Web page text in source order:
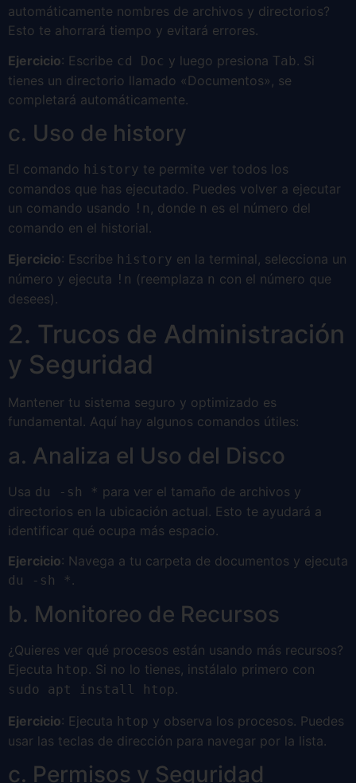
automáticamente nombres de archivos y directorios?
Esto te ahorrará tiempo y evitará errores.
Ejercicio: Escribe cd Doc y luego presiona Tab. Si
tienes un directorio llamado «Documentos», se
completará automáticamente.
c. Uso de history
El comando history te permite ver todos los
comandos que has ejecutado. Puedes volver a ejecutar
un comando usando !n , donde n es el número del
comando en el historial.
Ejercicio: Escribe history en la terminal, selecciona un
número y ejecuta !n (reemplaza n con el número que
desees).
2. Trucos de Administración
y Seguridad
Mantener tu sistema seguro y optimizado es
fundamental. Aquí hay algunos comandos útiles:
a. Analiza el Uso del Disco
Usa du -sh * para ver el tamaño de archivos y
directorios en la ubicación actual. Esto te ayudará a
identificar qué ocupa más espacio.
Ejercicio: Navega a tu carpeta de documentos y ejecuta
du -sh * .
b. Monitoreo de Recursos
¿Quieres ver qué procesos están usando más recursos?
Ejecuta htop. Si no lo tienes, instálalo primero con
sudo apt install htop.
Ejercicio: Ejecuta htop y observa los procesos. Puedes
usar las teclas de dirección para navegar por la lista.
c. Permisos y Seguridad